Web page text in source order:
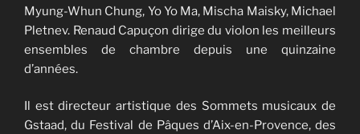
Myung-Whun Chung, Yo Yo Ma, Mischa Maisky, Michael
Pletnev. Renaud Capuçon dirige du violon les meilleurs
ensembles de chambre depuis une quinzaine
d’années.
Il est directeur artistique des Sommets musicaux de
Gstaad, du Festival de Pâques d’Aix-en-Provence, des